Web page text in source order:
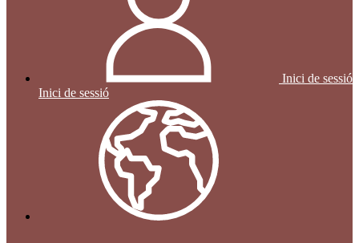
Inici de sessió
Inici de sessió